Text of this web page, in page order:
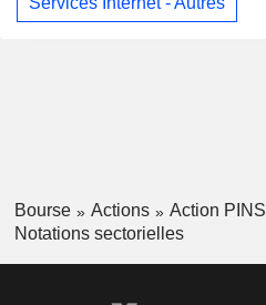
Bourse Actions Action PINS
Notations sectorielles